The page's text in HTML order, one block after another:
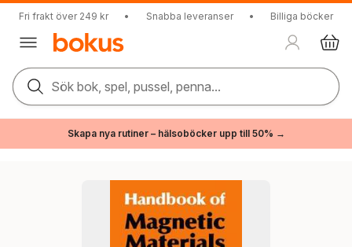
Fri frakt över 249 kr • Snabba leveranser • Billiga böcker
Sök bok, spel, pussel, penna...
Skapa nya rutiner – hälsoböcker upp till 50% →